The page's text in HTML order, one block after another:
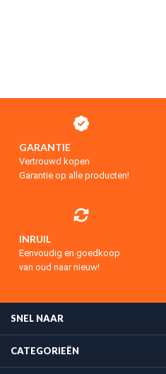
GARANTIE
Vertrouwd kopen
Garantie op alle producten!
INRUIL
Eenvoudig en goedkoop
van oud naar nieuw!
SNEL NAAR
CATEGORIEËN